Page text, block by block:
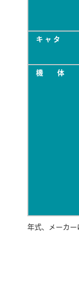
キ ャ タ
機 体
年式、メーカー